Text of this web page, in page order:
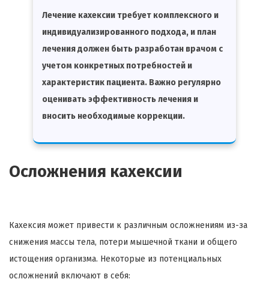
Лечение кахексии требует комплексного и
индивидуализированного подхода, и план
лечения должен быть разработан врачом с
учетом конкретных потребностей и
характеристик пациента. Важно регулярно
оценивать эффективность лечения и
вносить необходимые коррекции.
Осложнения кахексии
Кахексия может привести к различным осложнениям из-за
снижения массы тела, потери мышечной ткани и общего
истощения организма. Некоторые из потенциальных
осложнений включают в себя: